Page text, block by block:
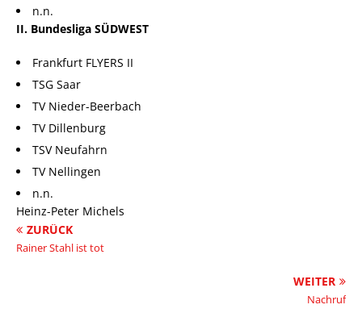
n.n.
II. Bundesliga SÜDWEST
Frankfurt FLYERS II
TSG Saar
TV Nieder-Beerbach
TV Dillenburg
TSV Neufahrn
TV Nellingen
n.n.
Heinz-Peter Michels
ZURÜCK
Rainer Stahl ist tot
WEITER
Nachruf